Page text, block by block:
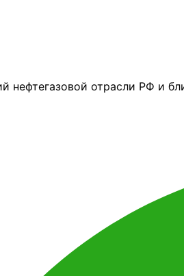
нефтегазовой отрасли РФ и